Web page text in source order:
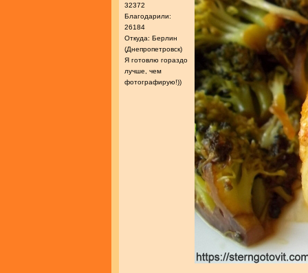
32372
Благодарили:
26184
Откуда: Берлин
(Днепропетровск)
Я готовлю гораздо
лучше, чем
фотографирую!))